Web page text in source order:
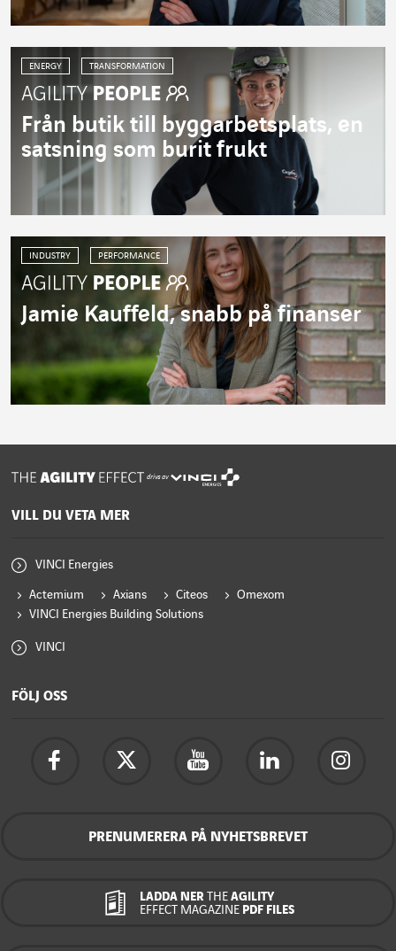
ENERGY TRANSFORMATION
Från butik till byggarbetsplats, en
satsning som burit frukt
INDUSTRY PERFORMANCE
Jamie Kauffeld, snabb på finanser
drivs av
VILL DU VETA MER
VINCI Energies
Actemium Axians Citeos
Omexom
VINCI Energies Building Solutions
VINCI
FÖLJ OSS
PRENUMERERA PÅ NYHETSBREVET
LADDA NER THEAGILITY
EFFECT MAGAZINEPDF FILES